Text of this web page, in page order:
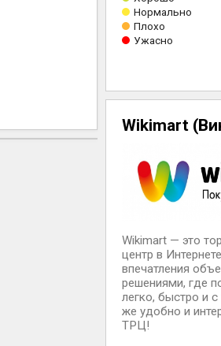
Нормально
Плохо
Ужасно
Wikimart
Wikimart — это
центр в
впечатления
решениями, где
легко, быстро и
же удобно и
ТРЦ!